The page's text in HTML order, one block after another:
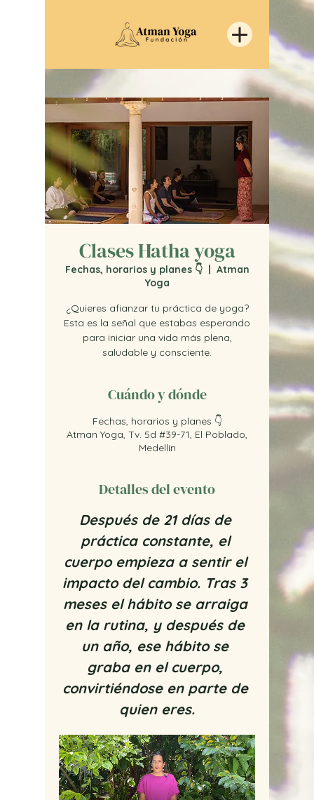
Clases Hatha yoga
Fechas, horarios y planes 👇
  |
Atman
Yoga
¿Quieres afianzar tu práctica de yoga?
Esta es la señal que estabas esperando
para iniciar una vida más plena,
saludable y consciente.
Cuándo y dónde
Fechas, horarios y planes 👇
Atman Yoga, Tv. 5d #39-71, El Poblado,
Medellín
Detalles del evento
Después de 21 días de
práctica constante, el
cuerpo empieza a sentir el
impacto del cambio. Tras 3
meses el hábito se arraiga
en la rutina, y después de
un año, ese hábito se
graba en el cuerpo,
convirtiéndose en parte de
quien eres.